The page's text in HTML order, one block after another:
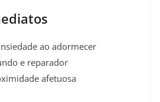
ao adormecer
e reparador
afetuosa